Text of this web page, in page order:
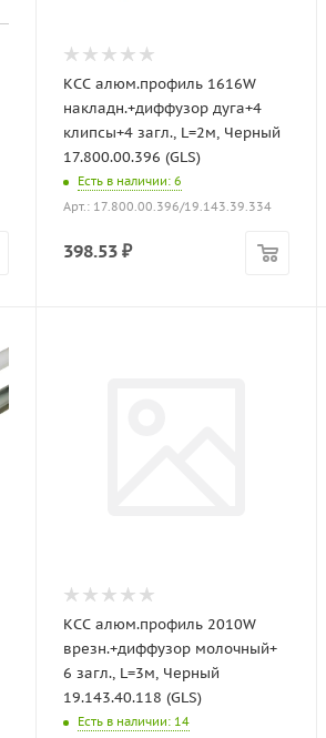
КСС алюм.профиль 1616W
накладн.+диффузор дуга+4
клипсы+4 загл., L=2м, Черный
17.800.00.396 (GLS)
Есть в наличии: 6
Арт.: 17.800.00.396/19.143.39.334
398.53 ₽
КСС алюм.профиль 2010W
врезн.+диффузор молочный+
6 загл., L=3м, Черный
19.143.40.118 (GLS)
Есть в наличии: 14